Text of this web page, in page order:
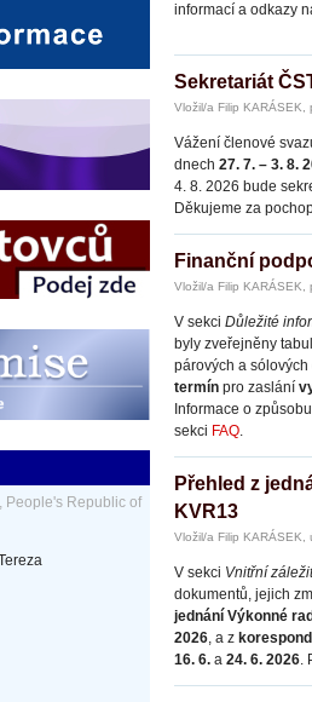
People's Republic of
informací a odkazy
Sekretariát
Vložil/a Filip
Vážení členové
dnech 27. 7. – 3. 8.
4. 8. 2026 bude
Děkujeme za
Finanční
Vložil/a Filip
V sekci Důležité
byly zveřejněny
párových a
termín pro zaslání
Informace o
sekci FAQ.
Přehled z
KVR13
Vložil/a Filip
V sekci Vnitřní
dokumentů, jejich
jednání Výkonné
2026, a z
16. 6. a 24. 6. 2026.